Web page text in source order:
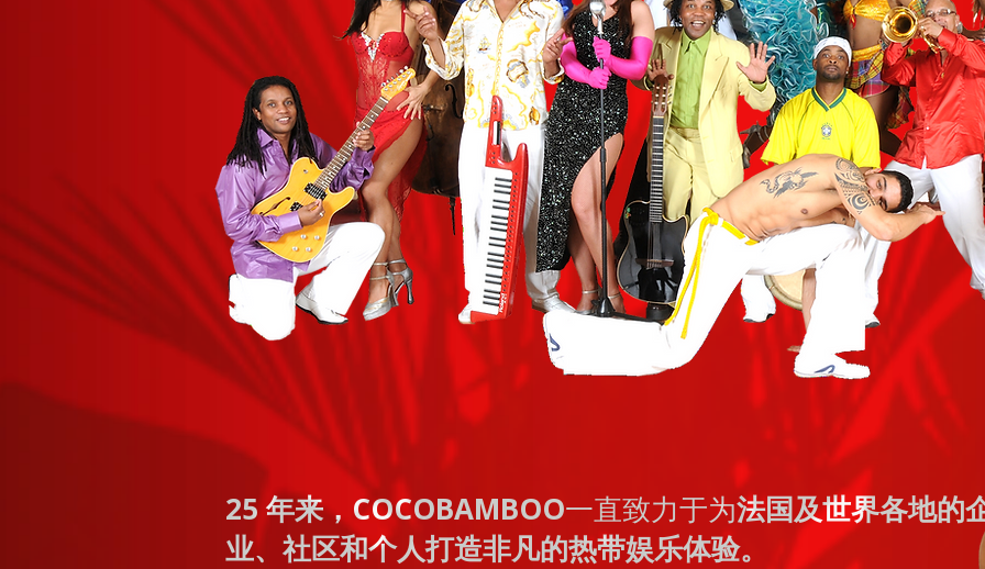
25 年来，COCOBAMBOO一直致力于为法国及世界各地的
业、社区和个人打造非凡的热带娱乐体验。